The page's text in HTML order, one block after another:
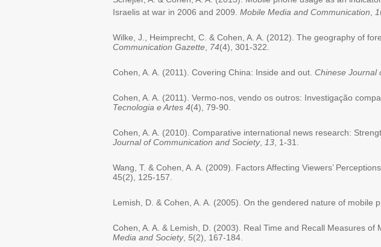
Israelis at war in 2006 and 2009. Mobile Media and Communication 1
Wilke, J., Heimprecht, C. & Cohen, A. A. (2012). The geography of
Communication Gazette 74(4), 301-322.
Cohen, A. A. (2011). Covering China: Inside and out. Chinese Journal
Cohen, A. A. (2011). Vermo-nos, vendo os outros: Investigação
Tecnologia e Artes 4(4), 79-90.
Cohen, A. A. (2010). Comparative international news research:
Journal of Communication and Society, 13 , 1-31.
Wang, T. & Cohen, A. A. (2009). Factors Affecting Viewers’
45(2), 125-157.
Lemish, D. & Cohen, A. A. (2005). On the gendered nature of mobile
Cohen, A. A. & Lemish, D. (2003). Real Time and Recall Measures
Media and Society, 5(2), 167-184.